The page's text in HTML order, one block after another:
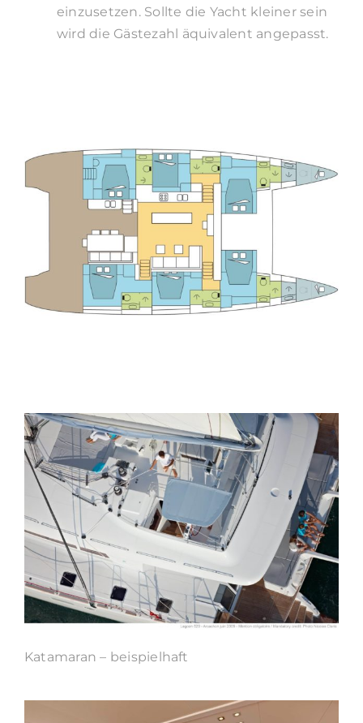
einzusetzen. Sollte die Yacht kleiner sein
wird die Gästezahl äquivalent angepasst.
Katamaran – beispielhaft